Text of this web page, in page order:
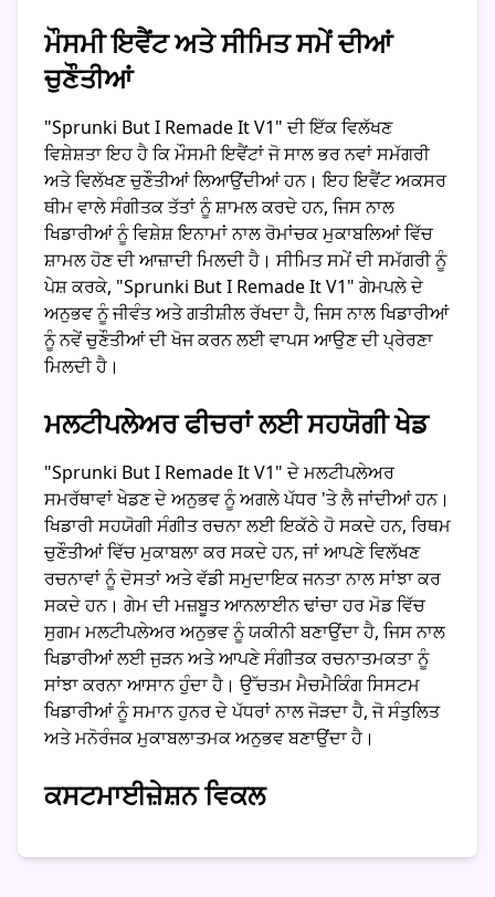
ਮੌਸਮੀ ਇਵੈਂਟ ਅਤੇ ਸੀਮਿਤ ਸਮੇਂ ਦੀਆਂ
ਚੁਣੌਤੀਆਂ
"Sprunki But I Remade It V1" ਦੀ ਇੱਕ ਵਿਲੱਖਣ
ਵਿਸ਼ੇਸ਼ਤਾ ਇਹ ਹੈ ਕਿ ਮੌਸਮੀ ਇਵੈਂਟਾਂ ਜੋ ਸਾਲ ਭਰ ਨਵਾਂ ਸਮੱਗਰੀ
ਅਤੇ ਵਿਲੱਖਣ ਚੁਣੌਤੀਆਂ ਲਿਆਉਂਦੀਆਂ ਹਨ। ਇਹ ਇਵੈਂਟ ਅਕਸਰ
ਥੀਮ ਵਾਲੇ ਸੰਗੀਤਕ ਤੱਤਾਂ ਨੂੰ ਸ਼ਾਮਲ ਕਰਦੇ ਹਨ, ਜਿਸ ਨਾਲ
ਖਿਡਾਰੀਆਂ ਨੂੰ ਵਿਸ਼ੇਸ਼ ਇਨਾਮਾਂ ਨਾਲ ਰੋਮਾਂਚਕ ਮੁਕਾਬਲਿਆਂ ਵਿੱਚ
ਸ਼ਾਮਲ ਹੋਣ ਦੀ ਆਜ਼ਾਦੀ ਮਿਲਦੀ ਹੈ। ਸੀਮਿਤ ਸਮੇਂ ਦੀ ਸਮੱਗਰੀ ਨੂੰ
ਪੇਸ਼ ਕਰਕੇ, "Sprunki But I Remade It V1" ਗੇਮਪਲੇ ਦੇ
ਅਨੁਭਵ ਨੂੰ ਜੀਵੰਤ ਅਤੇ ਗਤੀਸ਼ੀਲ ਰੱਖਦਾ ਹੈ, ਜਿਸ ਨਾਲ ਖਿਡਾਰੀਆਂ
ਨੂੰ ਨਵੇਂ ਚੁਣੌਤੀਆਂ ਦੀ ਖੋਜ ਕਰਨ ਲਈ ਵਾਪਸ ਆਉਣ ਦੀ ਪ੍ਰੇਰਣਾ
ਮਿਲਦੀ ਹੈ।
ਮਲਟੀਪਲੇਅਰ ਫੀਚਰਾਂ ਲਈ ਸਹਯੋਗੀ ਖੇਡ
"Sprunki But I Remade It V1" ਦੇ ਮਲਟੀਪਲੇਅਰ
ਸਮਰੱਥਾਵਾਂ ਖੇਡਣ ਦੇ ਅਨੁਭਵ ਨੂੰ ਅਗਲੇ ਪੱਧਰ 'ਤੇ ਲੈ ਜਾਂਦੀਆਂ ਹਨ।
ਖਿਡਾਰੀ ਸਹਯੋਗੀ ਸੰਗੀਤ ਰਚਨਾ ਲਈ ਇਕੱਠੇ ਹੋ ਸਕਦੇ ਹਨ, ਰਿਥਮ
ਚੁਣੌਤੀਆਂ ਵਿੱਚ ਮੁਕਾਬਲਾ ਕਰ ਸਕਦੇ ਹਨ, ਜਾਂ ਆਪਣੇ ਵਿਲੱਖਣ
ਰਚਨਾਵਾਂ ਨੂੰ ਦੋਸਤਾਂ ਅਤੇ ਵੱਡੀ ਸਮੁਦਾਇਕ ਜਨਤਾ ਨਾਲ ਸਾਂਝਾ ਕਰ
ਸਕਦੇ ਹਨ। ਗੇਮ ਦੀ ਮਜ਼ਬੂਤ ਆਨਲਾਈਨ ਢਾਂਚਾ ਹਰ ਮੋਡ ਵਿੱਚ
ਸੁਗਮ ਮਲਟੀਪਲੇਅਰ ਅਨੁਭਵ ਨੂੰ ਯਕੀਨੀ ਬਣਾਉਂਦਾ ਹੈ, ਜਿਸ ਨਾਲ
ਖਿਡਾਰੀਆਂ ਲਈ ਜੁੜਨ ਅਤੇ ਆਪਣੇ ਸੰਗੀਤਕ ਰਚਨਾਤਮਕਤਾ ਨੂੰ
ਸਾਂਝਾ ਕਰਨਾ ਆਸਾਨ ਹੁੰਦਾ ਹੈ। ਉੱਚਤਮ ਮੈਚਮੈਕਿੰਗ ਸਿਸਟਮ
ਖਿਡਾਰੀਆਂ ਨੂੰ ਸਮਾਨ ਹੁਨਰ ਦੇ ਪੱਧਰਾਂ ਨਾਲ ਜੋੜਦਾ ਹੈ, ਜੋ ਸੰਤੁਲਿਤ
ਅਤੇ ਮਨੋਰੰਜਕ ਮੁਕਾਬਲਾਤਮਕ ਅਨੁਭਵ ਬਣਾਉਂਦਾ ਹੈ।
ਕਸਟਮਾਈਜ਼ੇਸ਼ਨ ਵਿਕਲ